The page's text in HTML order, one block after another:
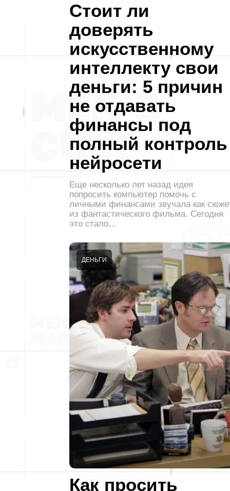
Стоит ли
доверять
искусственному
интеллекту свои
деньги: 5 причин
не отдавать
финансы под
полный контроль
нейросети
Еще несколько лет назад идея
попросить компьютер помочь с
личными финансами звучала как
из фантастического фильма. Сегодня
это стало…
Как просить
ДЕНЬГИ